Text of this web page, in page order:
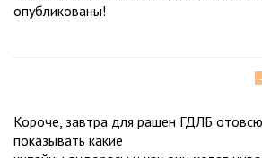
опубликованы!
Короче, завтра для рашен ГДЛБ
показывать какие